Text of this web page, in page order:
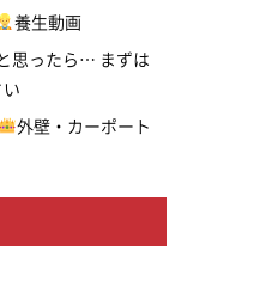
養生動画
思ったら… まずは
外壁・カーポート